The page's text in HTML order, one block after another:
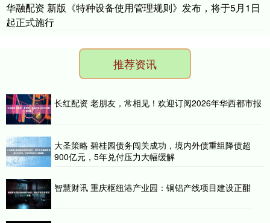
华融配资 新版《特种设备使用管理规则》发布，将于5月1日
起正式施行
推荐资讯
长红配资 老朋友，常相见！欢迎订阅2026年华西都市报
大圣策略 碧桂园债务闯关成功，境内外债重组降债超
900亿元，5年兑付压力大幅缓解
智慧财讯 重庆枢纽港产业园：铜铝产线项目建设正酣